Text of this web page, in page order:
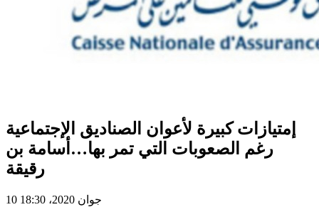
إمتيازات كبيرة لأعوان الصناديق الإجتماعية
رغم الصعوبات التي تمر بها…أسامة بن
رقيقة
10 جوان 2020، 18:30